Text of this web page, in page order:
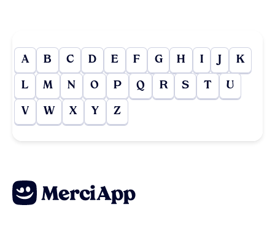
A B C D E F G H I J K
L M N O P Q R S T U
V W X Y Z